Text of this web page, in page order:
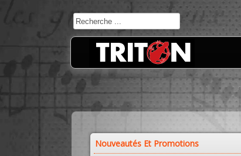
Nouveautés Et Promotions